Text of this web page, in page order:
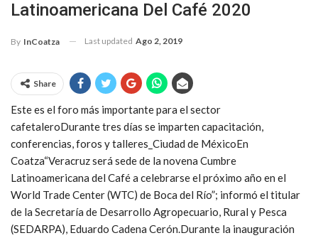
Latinoamericana Del Café 2020
By InCoatza Last updated Ago 2, 2019
Share
Este es el foro más importante para el sector
cafetaleroDurante tres días se imparten capacitación,
conferencias, foros y talleres_Ciudad de MéxicoEn
Coatza“Veracruz será sede de la novena Cumbre
Latinoamericana del Café a celebrarse el próximo año en el
World Trade Center (WTC) de Boca del Río”; informó el titular
de la Secretaría de Desarrollo Agropecuario, Rural y Pesca
(SEDARPA), Eduardo Cadena Cerón.Durante la inauguración